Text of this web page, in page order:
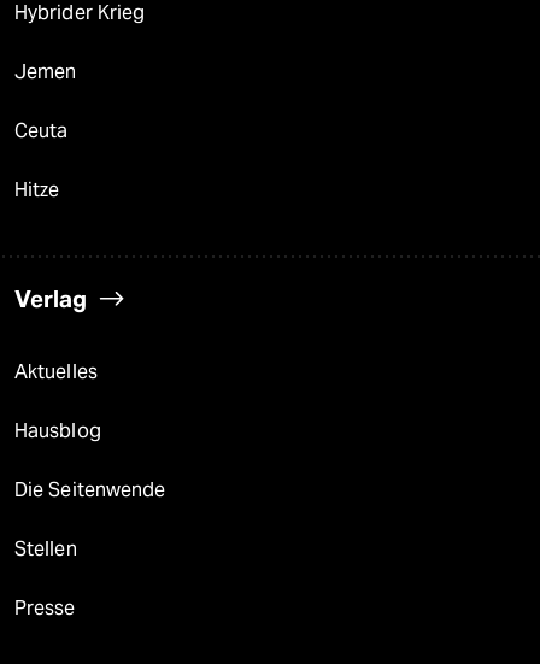
Hybrider Krieg
Jemen
Ceuta
Hitze
Verlag
Aktuelles
Hausblog
Die Seitenwende
Stellen
Presse